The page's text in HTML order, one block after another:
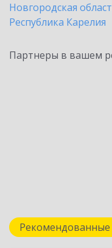
Новгородская
Республика Карелия
Партнеры в вашем